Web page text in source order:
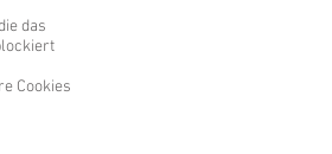
das
Cookies